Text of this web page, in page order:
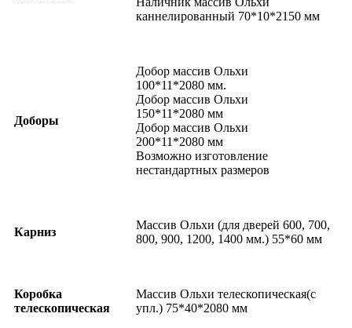
каннелированный 70*10*2150 мм
Доборы
Добор массив Ольхи
100*11*2080 мм.
Добор массив Ольхи
150*11*2080 мм
Добор массив Ольхи
200*11*2080 мм
Возможно изготовление
нестандартных размеров
Карниз
Массив Ольхи (для дверей 600, 700,
800, 900, 1200, 1400 мм.) 55*60 мм
Коробка
телескопическая
Массив Ольхи телескопическая(с
упл.) 75*40*2080 мм